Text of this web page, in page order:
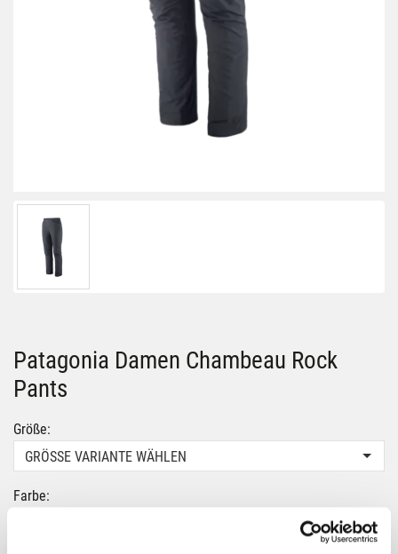
Patagonia Damen Chambeau Rock
Pants
Größe:
GRÖSSE VARIANTE WÄHLEN
Farbe: